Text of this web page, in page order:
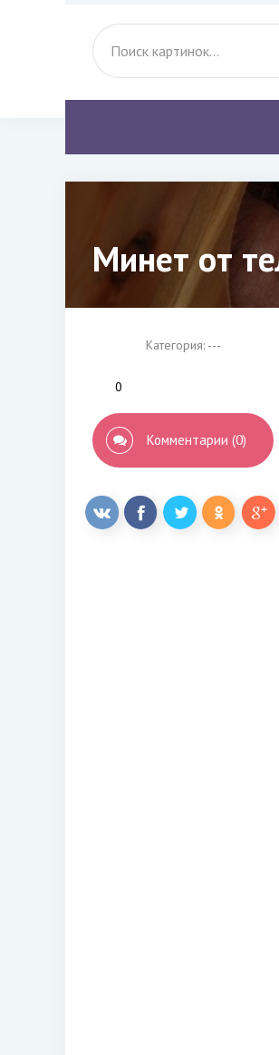
Минет от
Категория: ---
0
Комментарии (0)